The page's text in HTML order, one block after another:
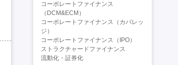
コーポレートファイナンス
（DCM&ECM）
コーポレートファイナンス（カバレッ
ジ）
コーポレートファイナンス（IPO）
ストラクチャードファイナンス
流動化・証券化